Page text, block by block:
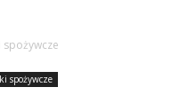
spożywcze